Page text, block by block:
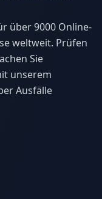
über 9000 Online-
weltweit. Prüfen
Sie
unserem
Ausfälle